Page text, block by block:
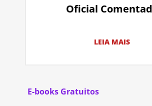
Oficial
LEIA MAIS
E-books Gratuitos